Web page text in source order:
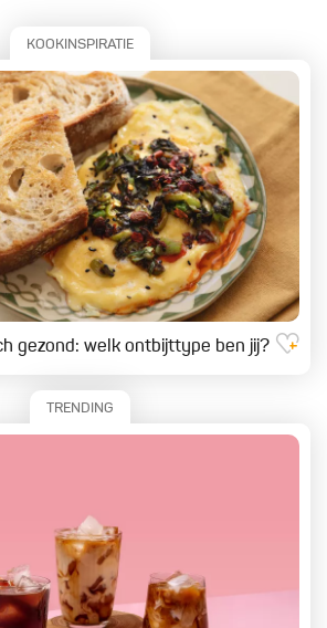
KOOKINSPIRATIE
gezond: welk ontbijttype ben jij?
TRENDING